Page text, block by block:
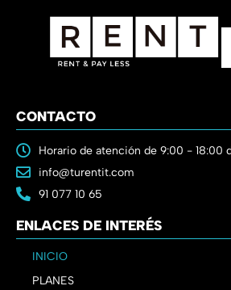
CONTACTO
Horario de atención de 9:00 - 18:00
info@turentit.com
91 077 10 65
ENLACES DE INTERÉS
INICIO
PLANES